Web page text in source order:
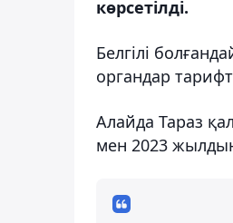
көрсетілді.
Белгілі
органдар
Алайда Тараз
мен 2023